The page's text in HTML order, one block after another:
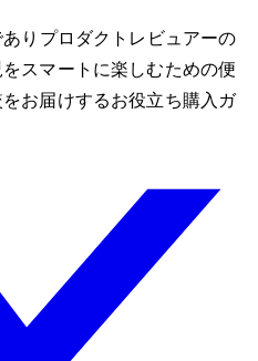
りプロダクトレビュアーのMio
スマートに楽しむための便
お届けするお役立ち購入ガ